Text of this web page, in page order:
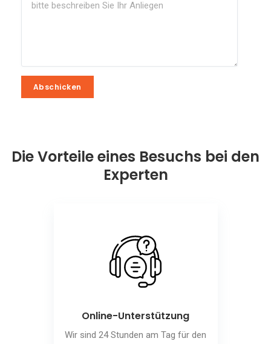
Abschicken
Abschicken
Die Vorteile eines Besuchs bei den
Experten
Online-Unterstützung
Wir sind 24 Stunden am Tag für den